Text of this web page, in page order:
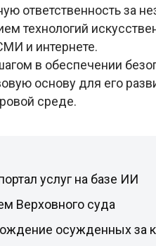
ответственность за
технологий
и интернете.
в обеспечении
основу для его
среде.
услуг на базе ИИ
Верховного суда
осужденных за